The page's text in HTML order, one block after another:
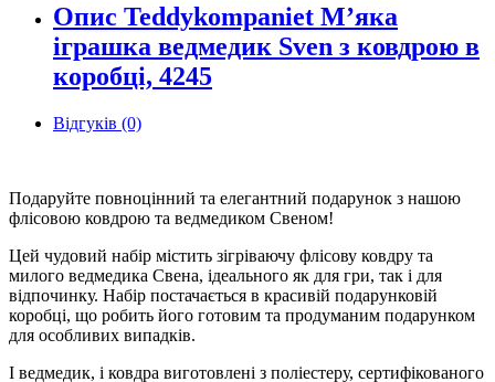
Опис Teddykompaniet М’яка
іграшка ведмедик Sven з ковдрою в
коробці, 4245
Відгуків (0)
Подаруйте повноцінний та елегантний подарунок з нашою
флісовою ковдрою та ведмедиком Свеном!
Цей чудовий набір містить зігріваючу флісову ковдру та
милого ведмедика Свена, ідеального як для гри, так і для
відпочинку. Набір постачається в красивій подарунковій
коробці, що робить його готовим та продуманим подарунком
для особливих випадків.
І ведмедик, і ковдра виготовлені з поліестеру, сертифікованого